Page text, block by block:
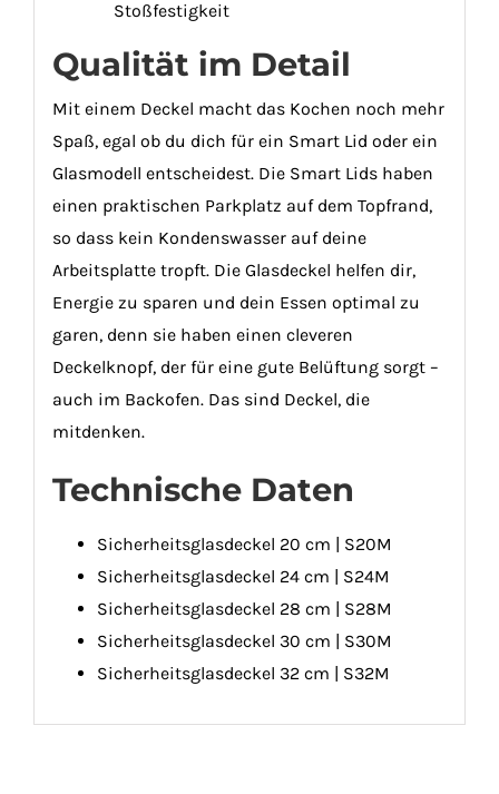
Stoßfestigkeit
Qualität im Detail
Mit einem Deckel macht das Kochen noch mehr
Spaß, egal ob du dich für ein Smart Lid oder ein
Glasmodell entscheidest. Die Smart Lids haben
einen praktischen Parkplatz auf dem Topfrand,
so dass kein Kondenswasser auf deine
Arbeitsplatte tropft. Die Glasdeckel helfen dir,
Energie zu sparen und dein Essen optimal zu
garen, denn sie haben einen cleveren
Deckelknopf, der für eine gute Belüftung sorgt –
auch im Backofen. Das sind Deckel, die
mitdenken.
Technische Daten
Sicherheitsglasdeckel 20 cm | S20M
Sicherheitsglasdeckel 24 cm | S24M
Sicherheitsglasdeckel 28 cm | S28M
Sicherheitsglasdeckel 30 cm | S30M
Sicherheitsglasdeckel 32 cm | S32M